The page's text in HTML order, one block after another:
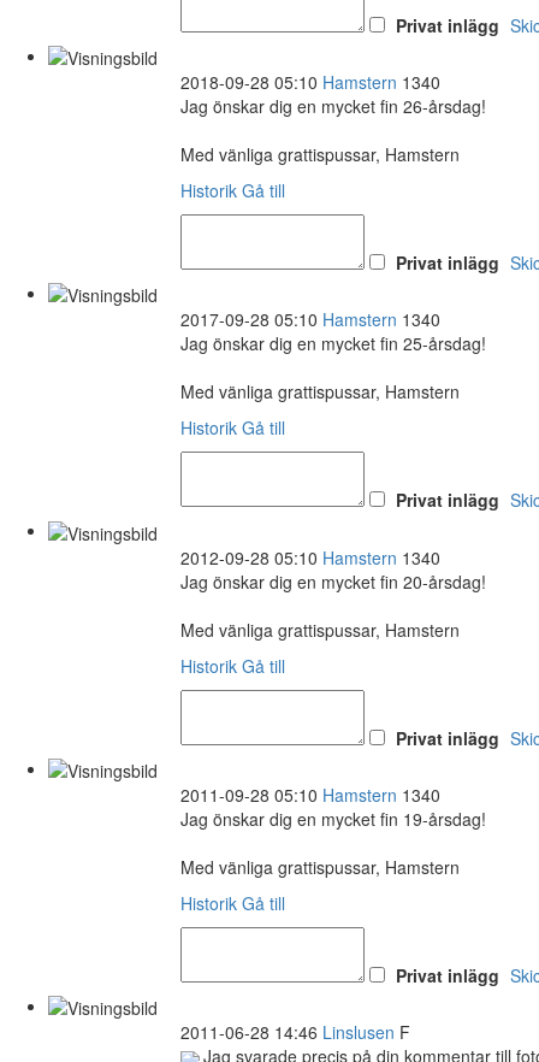
Privat inlägg
2018-09-28 05:10 Hamstern 1340
Jag önskar dig en mycket fin 26-årsdag!
Med vänliga grattispussar, Hamstern
Historik Gå till
Privat inlägg
2017-09-28 05:10 Hamstern 1340
Jag önskar dig en mycket fin 25-årsdag!
Med vänliga grattispussar, Hamstern
Historik Gå till
Privat inlägg
2012-09-28 05:10 Hamstern 1340
Jag önskar dig en mycket fin 20-årsdag!
Med vänliga grattispussar, Hamstern
Historik Gå till
Privat inlägg
2011-09-28 05:10 Hamstern 1340
Jag önskar dig en mycket fin 19-årsdag!
Med vänliga grattispussar, Hamstern
Historik Gå till
Privat inlägg
2011-06-28 14:46 Linslusen F
Jag svarade precis på din kommentar till